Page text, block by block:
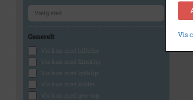
Generelt
Vis kun med billeder
Vis kun med filmklip
Vis kun med lydklip
Vis kun med kilder
Vis kun med geo-tag
Vis